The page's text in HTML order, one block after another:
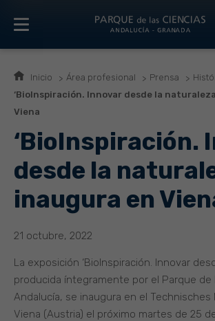
Inicio Área profesional Prensa
‘BioInspiración. Innovar desde la
Viena
‘BioInspiración.
desde la
inaugura en
21 octubre, 2022
La exposición ‘BioInspiración. Innovar
producida íntegramente por el Parque de
Andalucía, se inaugura en el Technisches
Viena (Austria) el próximo martes de 25